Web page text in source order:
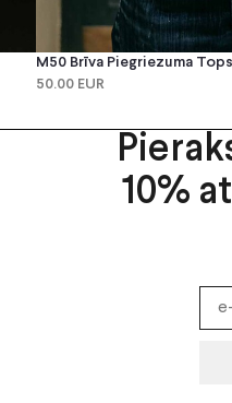
M50 Brīva Piegriezuma
50.00 EUR
10%